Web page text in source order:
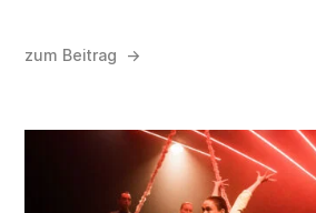
zum Beitrag →